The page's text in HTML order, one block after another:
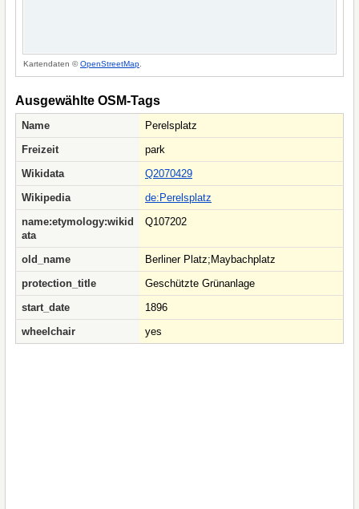
Kartendaten ©OpenStreetMap
Ausgewählte OSM-Tags
Name
Perelsplatz
Freizeit
park
Wikidata
Q2070429
Wikipedia
de:Perelsplatz
name:etymology:wikid
ata
Q107202
old_name
Berliner Platz;Maybachplatz
protection_title
Geschützte Grünanlage
start_date
1896
wheelchair
yes